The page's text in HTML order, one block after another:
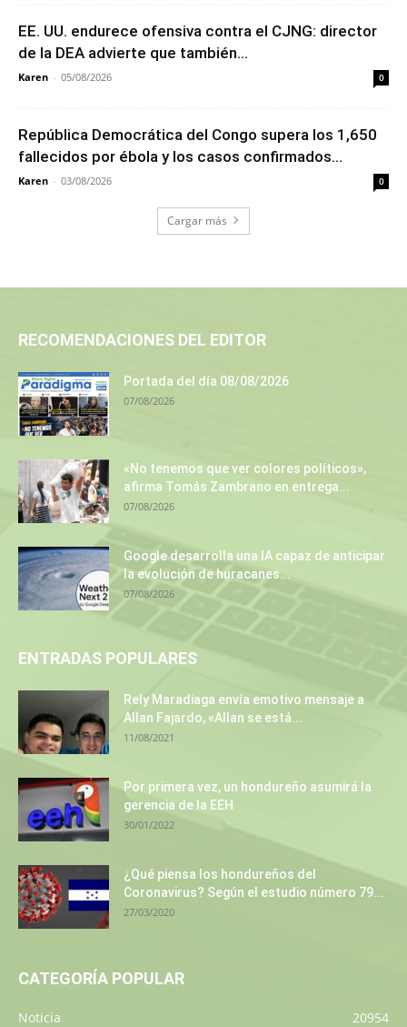
EE. UU. endurece ofensiva contra el CJNG: director
de la DEA advierte que también...
Karen - 05/08/2026 0
República Democrática del Congo supera los 1,650
fallecidos por ébola y los casos confirmados...
Karen - 03/08/2026 0
Cargar más
RECOMENDACIONES DEL EDITOR
Portada del día 08/08/2026
07/08/2026
«No tenemos que ver colores políticos»,
afirma Tomás Zambrano en entrega...
07/08/2026
Google desarrolla una IA capaz de anticipar
la evolución de huracanes...
07/08/2026
ENTRADAS POPULARES
Rely Maradiaga envía emotivo mensaje a
Allan Fajardo, «Allan se está...
11/08/2021
Por primera vez, un hondureño asumirá la
gerencia de la EEH
30/01/2022
¿Qué piensa los hondureños del
Coronavirus? Según el estudio número 79...
27/03/2020
CATEGORÍA POPULAR
Noticia
20954